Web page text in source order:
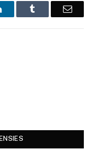
LinkedIn Email